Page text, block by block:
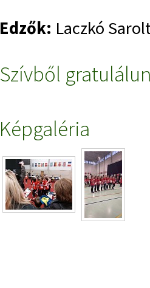
Edzők: Laczkó
Szívből
Képgaléria